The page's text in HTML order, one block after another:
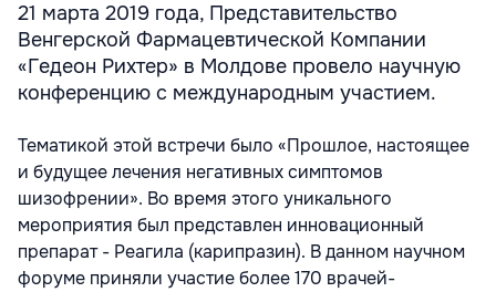
21 марта 2019 года, Представительство
Венгерской Фармацевтической Компании
«Гедеон Рихтер» в Молдове провело научную
конференцию с международным участием.
Тематикой этой встречи было «Прошлое, настоящее
и будущее лечения негативных симптомов
шизофрении». Во время этого уникального
мероприятия был представлен инновационный
препарат - Реагила (карипразин). В данном научном
форуме приняли участие более 170 врачей-